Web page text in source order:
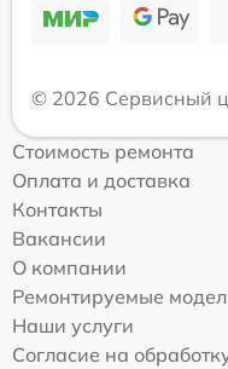
© 2026 Сервисный
Стоимость ремонта
Оплата и доставка
Контакты
Вакансии
О компании
Ремонтируемые
Наши услуги
Согласие на